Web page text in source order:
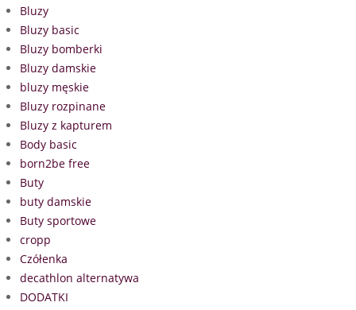
Bluzy
Bluzy basic
Bluzy bomberki
Bluzy damskie
bluzy męskie
Bluzy rozpinane
Bluzy z kapturem
Body basic
born2be free
Buty
buty damskie
Buty sportowe
cropp
Czółenka
decathlon alternatywa
DODATKI